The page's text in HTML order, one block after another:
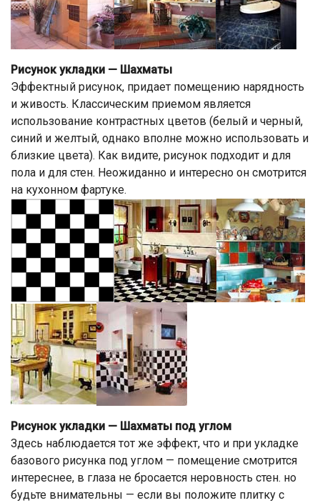
Рисунок укладки — Шахматы
Эффектный рисунок, придает помещению нарядность
и живость. Классическим приемом является
использование контрастных цветов (белый и черный,
синий и желтый, однако вполне можно использовать и
близкие цвета). Как видите, рисунок подходит и для
пола и для стен. Неожиданно и интересно он смотрится
на кухонном фартуке.
Рисунок укладки — Шахматы под углом
Здесь наблюдается тот же эффект, что и при укладке
базового рисунка под углом — помещение смотрится
интереснее, в глаза не бросается неровность стен. но
будьте внимательны — если вы положите плитку с